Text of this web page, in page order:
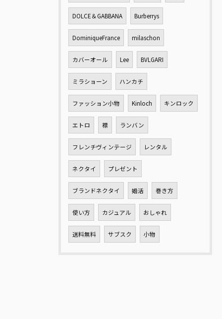
DOLCE＆GABBANA Burberrys
DominiqueFrance milaschon
カバーオール Lee BVLGARI
ミラショーン ハンカチ
ファッション小物 Kinloch キンロック
エトロ 襟 ランバン
フレンチヴィンテージ レンタル
ネクタイ プレゼント
ブランドネクタイ 婚活 巻き方
使い方 カジュアル おしゃれ
送料無料 サブスク 小物